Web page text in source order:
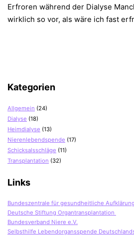
Erfroren während der Dialyse
wirklich so vor, als wäre ich fast
Kategorien
Allgemein (24)
Dialyse (18)
Heimdialyse (13)
Nierenlebendspende (17)
Schicksalsschläge (11)
Transplantation (32)
Links
Bundeszentrale für gesundheitliche Aufklärung
Deutsche Stiftung Organtransplantation
Bundesverband Niere e.V.
Selbsthilfe Lebendorgansspende